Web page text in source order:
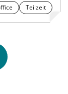
Teilzeit